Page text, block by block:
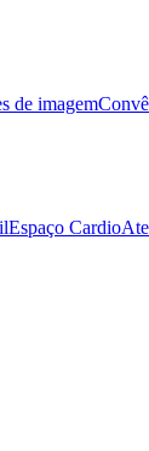
de imagem
Espaço Cardio